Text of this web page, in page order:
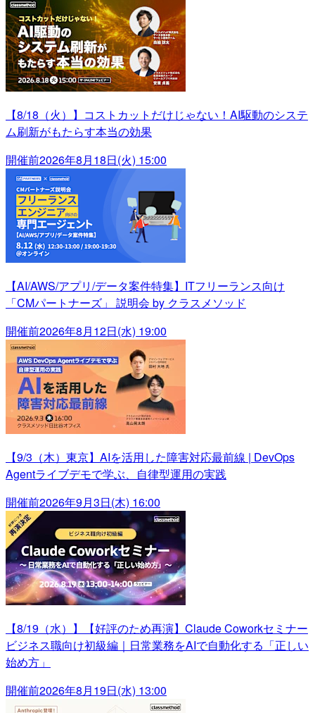
【8/18（火）】コストカットだけじゃない！AI駆動のシステ
ム刷新がもたらす本当の効果
開催前2026年8月18日(火) 15:00
【AI/AWS/アプリ/データ案件特集】ITフリーランス向け
「CMパートナーズ」 説明会 by クラスメソッド
開催前2026年8月12日(水) 19:00
【9/3（木）東京】AIを活用した障害対応最前線 | DevOps
Agentライブデモで学ぶ、自律型運用の実践
開催前2026年9月3日(木) 16:00
【8/19（水）】【好評のため再演】Claude Coworkセミナー
ビジネス職向け初級編｜日常業務をAIで自動化する「正しい
始め方」
開催前2026年8月19日(水) 13:00